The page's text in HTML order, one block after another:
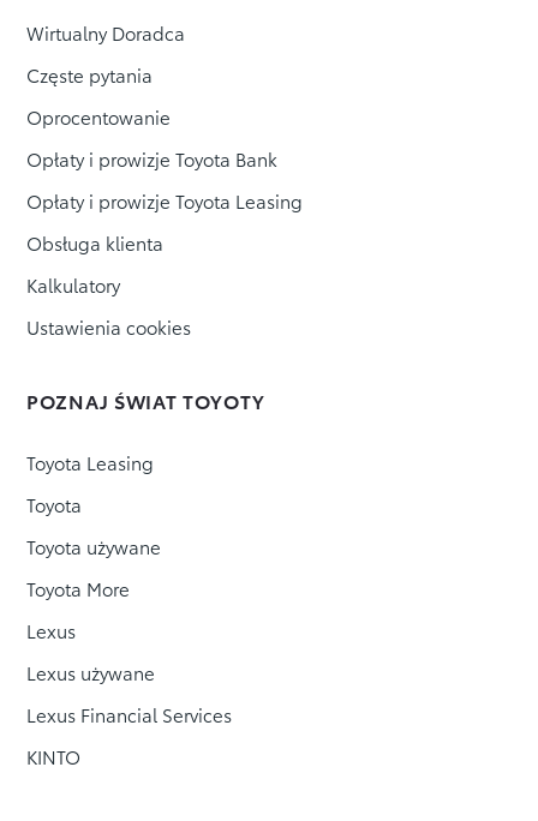
Wirtualny Doradca
Częste pytania
Oprocentowanie
Opłaty i prowizje Toyota Bank
Opłaty i prowizje Toyota Leasing
Obsługa klienta
Kalkulatory
Ustawienia cookies
POZNAJ ŚWIAT TOYOTY
Toyota Leasing
Toyota
Toyota używane
Toyota More
Lexus
Lexus używane
Lexus Financial Services
KINTO